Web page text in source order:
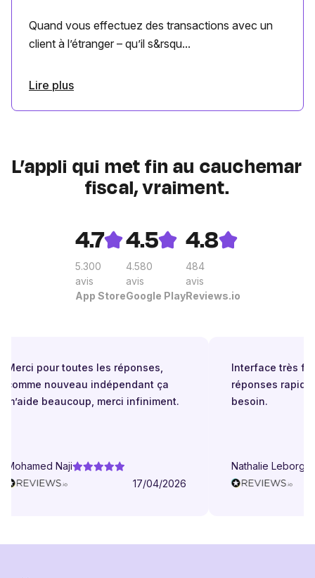
Quand vous effectuez des transactions avec un
client à l’étranger – qu’il s&rsqu...
Lire plus
L’appli qui met fin au cauchemar
fiscal, vraiment.
4.7
5.300
avis
App Store
4.5
4.580
avis
Google Play
4.8
484
avis
Reviews.io
Merci pour toutes les réponses,
comme nouveau indépendant ça
m’aide beaucoup, merci infiniment.
Mohamed Naji
17/04/2026
Interface très
réponses
besoin.
Nathalie Leborgne